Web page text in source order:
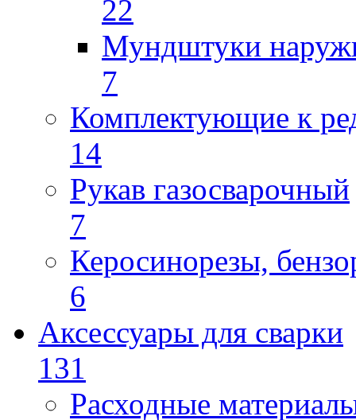
22
Мундштуки
7
Комплектующие к
14
Рукав газосварочный
7
Керосинорезы,
6
Аксессуары для сварки
131
Расходные